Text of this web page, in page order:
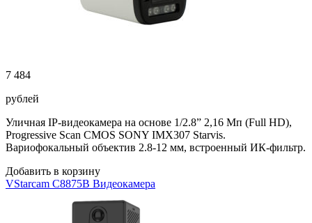
7 484
рублей
Уличная IP-видеокамера на основе 1/2.8” 2,16 Мп (Full HD),
Progressive Scan CMOS SONY IMX307 Starvis.
Вариофокальный объектив 2.8-12 мм, встроенный ИК-фильтр.
Добавить в корзину
VStarcam C8875B Видеокамера